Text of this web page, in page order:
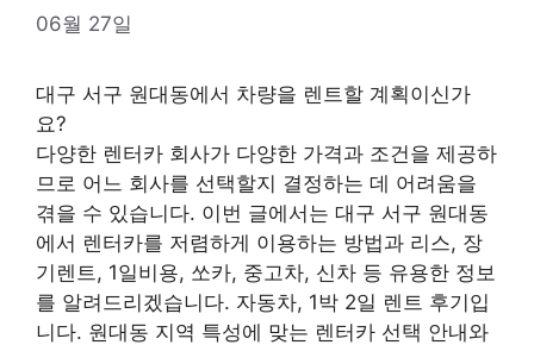
06월 27일
대구 서구 원대동에서 차량을 렌트할 계획이신가
요?
다양한 렌터카 회사가 다양한 가격과 조건을 제공하
므로 어느 회사를 선택할지 결정하는 데 어려움을
겪을 수 있습니다. 이번 글에서는 대구 서구 원대동
에서 렌터카를 저렴하게 이용하는 방법과 리스, 장
기렌트, 1일비용, 쏘카, 중고차, 신차 등 유용한 정보
를 알려드리겠습니다. 자동차, 1박 2일 렌트 후기입
니다. 원대동 지역 특성에 맞는 렌터카 선택 안내와